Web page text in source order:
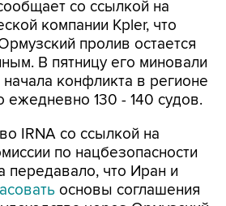
пролив остается
В пятницу его миновали
конфликта в регионе
ежедневно 130 - 140 судов.
IRNA со ссылкой на
передавало, что Иран и
основы соглашения
через Ормузский